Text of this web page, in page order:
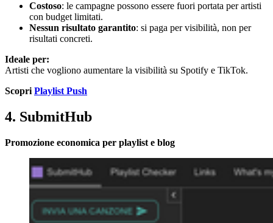
Costoso: le campagne possono essere fuori portata per artisti
con budget limitati.
Nessun risultato garantito: si paga per visibilità, non per
risultati concreti.
Ideale per:
Artisti che vogliono aumentare la visibilità su Spotify e TikTok.
Scopri Playlist Push
4. SubmitHub
Promozione economica per playlist e blog